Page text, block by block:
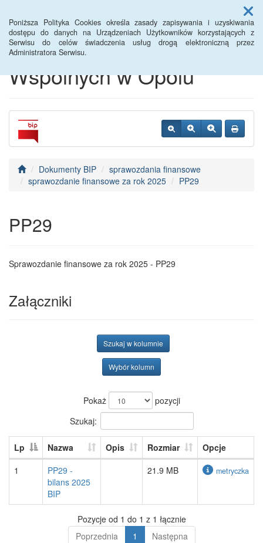
Poniższa Polityka Cookies określa zasady zapisywania i uzyskiwania
dostępu do danych na Urządzeniach Użytkowników korzystających z
Serwisu do celów świadczenia usług drogą elektroniczną przez
Administratora Serwisu.
Menu
Centrum Usług
Wspólnych w Opolu
Dokumenty BIP
sprawozdania finansowe
sprawozdanie finansowe za rok 2025
PP29
PP29
Sprawozdanie finansowe za rok 2025 - PP29
Załączniki
Szukaj w kolumnie
Wybór kolumn
Pokaż
pozycji
Szukaj:
Lp Nazwa Opis Rozmiar
Opcje
1
PP29 -
bilans 2025
BIP
21.9 MB metryczka
Pozycje od 1 do 1 z 1 łącznie
Poprzednia
1 Następna